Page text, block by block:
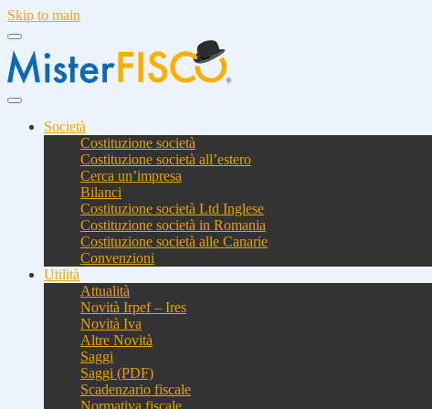
Skip to main
Società
Costituzione società
Costituzione società all’estero
Cerca un’impresa
Bilanci
Costituzione società Ltd Inglese
Costituzione società in Romania
Costituzione società alle Canarie
Convenzioni
Utilità
Attualità
Novità Irpef – Ires
Novità Iva
Altre Novità
Saggi
Saggi (PDF)
Scadenzario fiscale
Normativa fiscale